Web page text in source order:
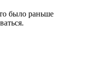
было раньше